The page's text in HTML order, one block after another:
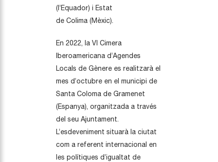
(l’Equador) i Estat
de Colima (Mèxic).
En 2022, la VI Cimera
Iberoamericana d’Agendes
Locals de Gènere es realitzarà el
mes d’octubre en el municipi de
Santa Coloma de Gramenet
(Espanya), organitzada a través
del seu Ajuntament.
L’esdeveniment situarà la ciutat
com a referent internacional en
les polítiques d’igualtat de